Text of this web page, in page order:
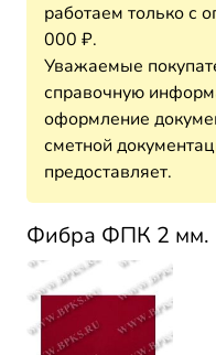
работаем только с
000 ₽.
Уважаемые
справочную
оформление
сметной
предоставляет.
Фибра ФПК 2 мм.